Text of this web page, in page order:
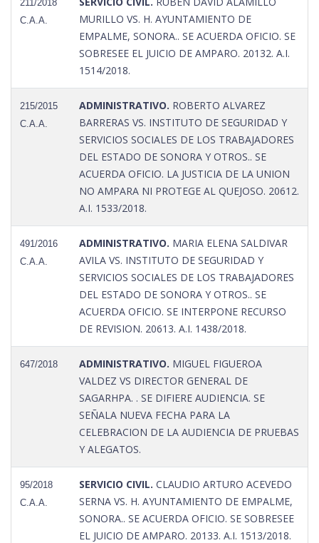
211/2018
C.A.A.
MURILLO VS. H. AYUNTAMIENTO DE
EMPALME, SONORA.. SE ACUERDA OFICIO. SE
SOBRESEE EL JUICIO DE AMPARO. 20132. A.I.
1514/2018.
215/2015
C.A.A.
ADMINISTRATIVO. ROBERTO ALVAREZ
BARRERAS VS. INSTITUTO DE SEGURIDAD Y
SERVICIOS SOCIALES DE LOS TRABAJADORES
DEL ESTADO DE SONORA Y OTROS.. SE
ACUERDA OFICIO. LA JUSTICIA DE LA UNION
NO AMPARA NI PROTEGE AL QUEJOSO. 20612.
A.I. 1533/2018.
491/2016
C.A.A.
ADMINISTRATIVO. MARIA ELENA SALDIVAR
AVILA VS. INSTITUTO DE SEGURIDAD Y
SERVICIOS SOCIALES DE LOS TRABAJADORES
DEL ESTADO DE SONORA Y OTROS.. SE
ACUERDA OFICIO. SE INTERPONE RECURSO
DE REVISION. 20613. A.I. 1438/2018.
647/2018 ADMINISTRATIVO. MIGUEL FIGUEROA
VALDEZ VS DIRECTOR GENERAL DE
SAGARHPA. . SE DIFIERE AUDIENCIA. SE
SEÑALA NUEVA FECHA PARA LA
CELEBRACION DE LA AUDIENCIA DE PRUEBAS
Y ALEGATOS.
95/2018
C.A.A.
SERVICIO CIVIL. CLAUDIO ARTURO ACEVEDO
SERNA VS. H. AYUNTAMIENTO DE EMPALME,
SONORA.. SE ACUERDA OFICIO. SE SOBRESEE
EL JUICIO DE AMPARO. 20133. A.I. 1513/2018.